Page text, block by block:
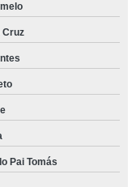
Cruz
Pai Tomás